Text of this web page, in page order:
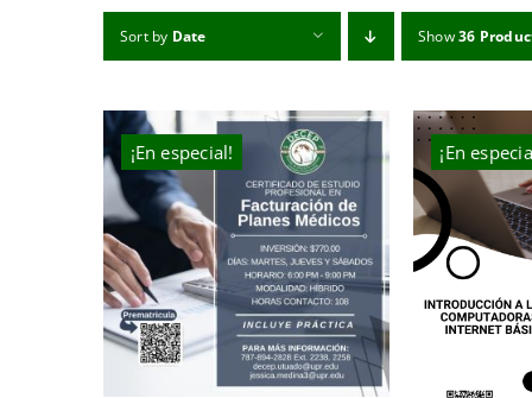
Sort by Date Show36
¡En especial! ¡En